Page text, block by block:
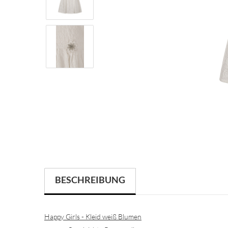
BESCHREIBUNG
Happy Girls - Kleid weiß Blumen